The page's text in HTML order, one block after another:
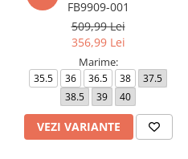
FB9909-001
509,99 Lei
356,99 Lei
Marime:
35.5 36 36.5 38
37.5
38.5
39 40
VEZI VARIANTE